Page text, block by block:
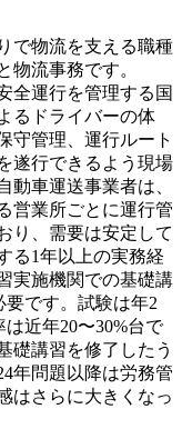
で物流を支える職種
物流事務です。
全運行を管理する国
るドライバーの体
守管理、運行ルート
遂行できるよう現場
動車運送事業者は、
営業所ごとに運行管
り、需要は安定して
る1年以上の実務経
実施機関での基礎講
です。試験は年2
近年20〜30%台で
礎講習を修了したう
年問題以降は労務管
はさらに大きくなっ